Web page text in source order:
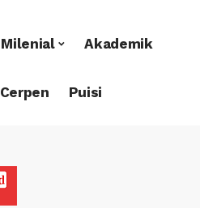
Milenial Akademik
Cerpen Puisi